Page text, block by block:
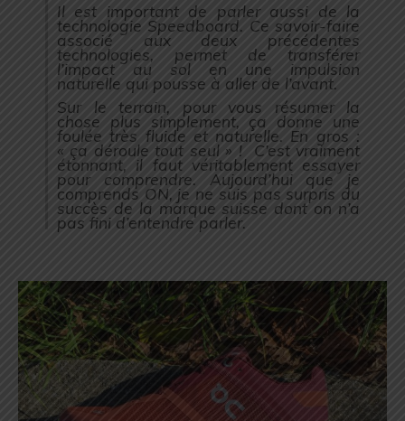
Il est important de parler aussi de la
technologie Speedboard. Ce savoir-faire
associé aux deux précédentes
technologies, permet de transférer
l’impact au sol en une impulsion
naturelle qui pousse à aller de l’avant.
Sur le terrain, pour vous résumer la
chose plus simplement, ça donne une
foulée très fluide et naturelle. En gros :
« ça déroule tout seul » ! C’est vraiment
étonnant, il faut véritablement essayer
pour comprendre. Aujourd’hui que je
comprends ON, je ne suis pas surpris du
succès de la marque suisse dont on n’a
pas fini d’entendre parler.